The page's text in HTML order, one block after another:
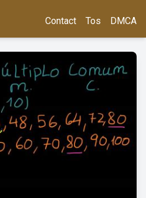
Contact Tos DMCA